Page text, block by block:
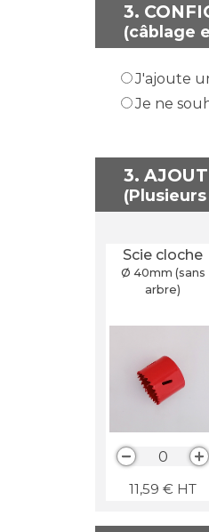
3.
(câblage
J'ajoute
Je ne
3.
Scie cloche
Ø 40mm (sans
arbre)
0
11,59 € HT